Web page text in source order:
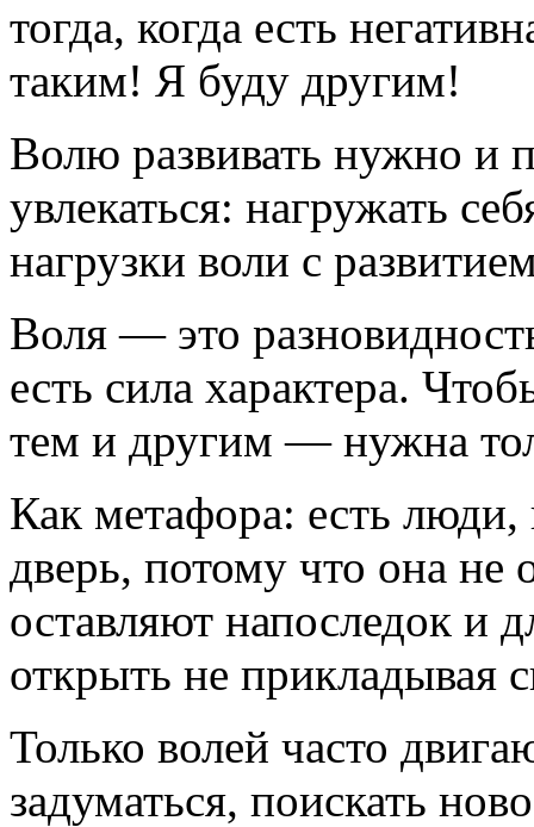
тогда, когда есть
таким! Я буду другим!
Волю развивать нужно и
увлекаться: нагружать
нагрузки воли с
Воля — это
есть сила характера.
тем и другим — нужна
Как метафора: есть
дверь, потому что она не
оставляют напоследок и
открыть не прикладывая
Только волей часто
задуматься, поискать